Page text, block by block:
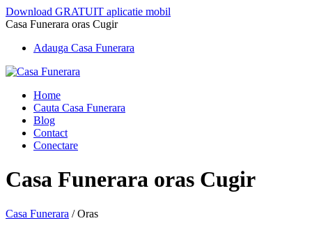
Download GRATUIT aplicatie mobil
Casa Funerara oras Cugir
Adauga Casa Funerara
Home
Cauta Casa Funerara
Blog
Contact
Conectare
Casa Funerara oras Cugir
Casa Funerara /Oras